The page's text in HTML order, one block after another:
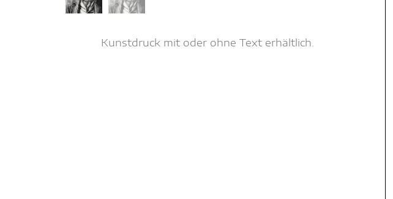
Kunstdruck mit oder ohne Text erhältlich.